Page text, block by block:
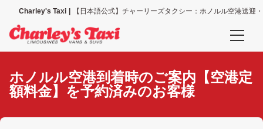
Charley's Taxi 【日本語公式】チャーリーズタクシー：ホノルル空港送迎
空港送迎、その他送迎サービスの予約確認
ホノルル空港到着時のご案内【空港定
額料金】を予約済みのお客様